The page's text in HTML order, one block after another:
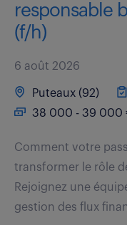
responsable
(f/h)
6 août 2026
Puteaux (92)
38 000 - 39 000
Comment votre
transformer le rôle
Rejoignez une
gestion des flux